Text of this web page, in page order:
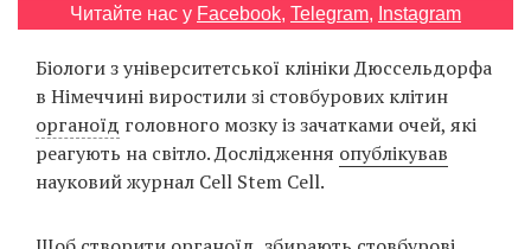
Читайте нас у Facebook, Telegram, Instagram
Біологи з університетської клініки Дюссельдорфа
в Німеччині виростили зі стовбурових клітин
органоїд головного мозку із зачатками очей, які
реагують на світло. Дослідження опублікував
науковий журнал Cell Stem Cell.